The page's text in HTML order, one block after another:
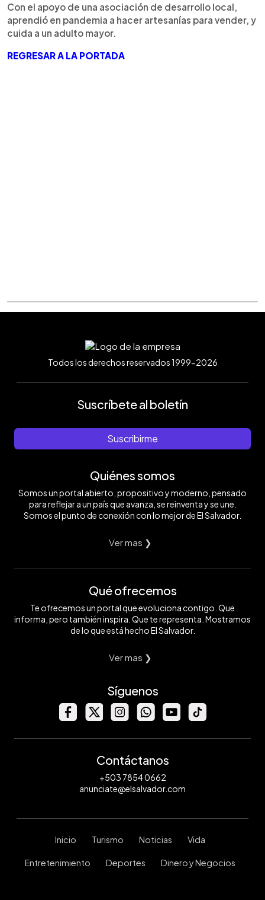
Con el apoyo de una asociación de desarrollo local,
aprendió en pandemia a hacer artesanías para vender, y
cuida a un adulto mayor.
REGRESAR A LA PORTADA
Todos los derechos reservados 1999-2026
Suscríbete al boletín
Suscribirme
Quiénes somos
Somos un portal abierto, propositivo y moderno, pensado
para reflejar a un país que avanza, se reinventa y se une.
Somos el punto de conexión con lo mejor de El Salvador.
Ver mas ❯
Qué ofrecemos
Te ofrecemos un portal que evoluciona contigo. Que
informa, pero también inspira. Que te representa. Mostramos
de lo que está hecho El Salvador.
Ver mas ❯
Síguenos
Contáctanos
+503 7854 0662
anunciate@elsalvador.com
Inicio Turismo Noticias Vida
Entretenimiento Deportes Dinero y Negocios